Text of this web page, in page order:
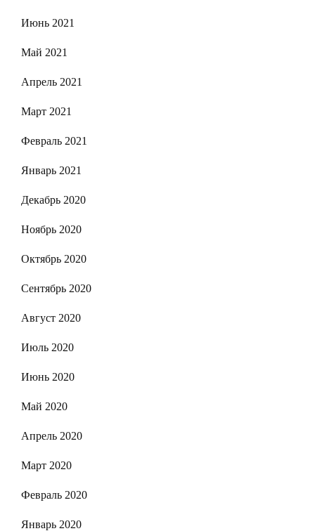
Июнь 2021
Май 2021
Апрель 2021
Март 2021
Февраль 2021
Январь 2021
Декабрь 2020
Ноябрь 2020
Октябрь 2020
Сентябрь 2020
Август 2020
Июль 2020
Июнь 2020
Май 2020
Апрель 2020
Март 2020
Февраль 2020
Январь 2020